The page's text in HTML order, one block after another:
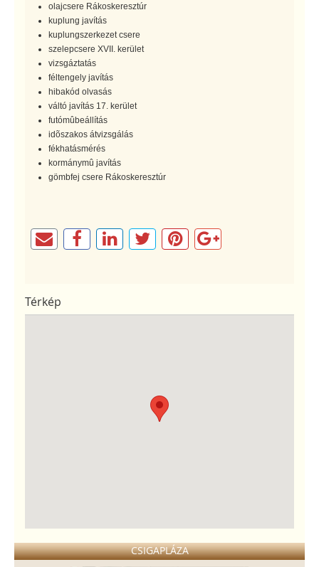
olajcsere Rákoskeresztúr
kuplung javítás
kuplungszerkezet csere
szelepcsere XVII. kerület
vizsgáztatás
féltengely javítás
hibakód olvasás
váltó javítás 17. kerület
futómûbeállítás
idõszakos átvizsgálás
fékhatásmérés
kormánymû javítás
gömbfej csere Rákoskeresztúr
Térkép
CSIGAPLÁZA